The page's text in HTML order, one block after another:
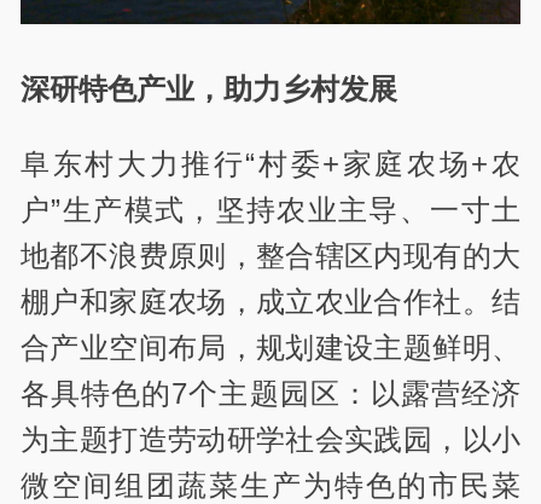
深研特色产业，助力乡村发展
阜东村大力推行“村委+家庭农场+农
户”生产模式，坚持农业主导、一寸土
地都不浪费原则，整合辖区内现有的大
棚户和家庭农场，成立农业合作社。结
合产业空间布局，规划建设主题鲜明、
各具特色的7个主题园区：以露营经济
为主题打造劳动研学社会实践园，以小
微空间组团蔬菜生产为特色的市民菜